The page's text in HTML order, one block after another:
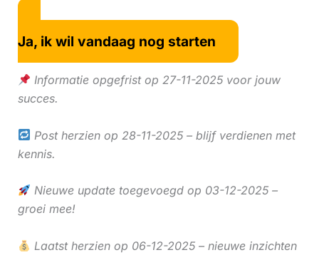
Ja, ik wil vandaag nog starten
Informatie opgefrist op 27-11-2025 voor jouw
succes.
Post herzien op 28-11-2025 – blijf verdienen met
kennis.
Nieuwe update toegevoegd op 03-12-2025 –
groei mee!
Laatst herzien op 06-12-2025 – nieuwe inzichten